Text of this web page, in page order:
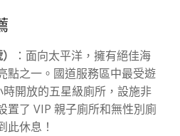
：面向太平洋，擁有絕佳海
點之一。國道服務區中最受遊
開放的五星級廁所，設施非
置了 VIP 親子廁所和無性別廁
此休息！